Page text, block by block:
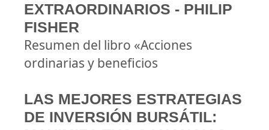
EXTRAORDINARIOS - PHILIP
FISHER
Resumen del libro «Acciones
ordinarias y beneficios
LAS MEJORES ESTRATEGIAS
DE INVERSIÓN BURSÁTIL: